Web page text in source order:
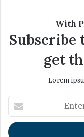
With
get
Lorem
Enter
your
Email
address